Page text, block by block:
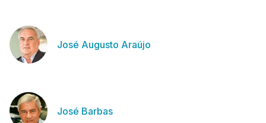
José Augusto Araújo
José Barbas